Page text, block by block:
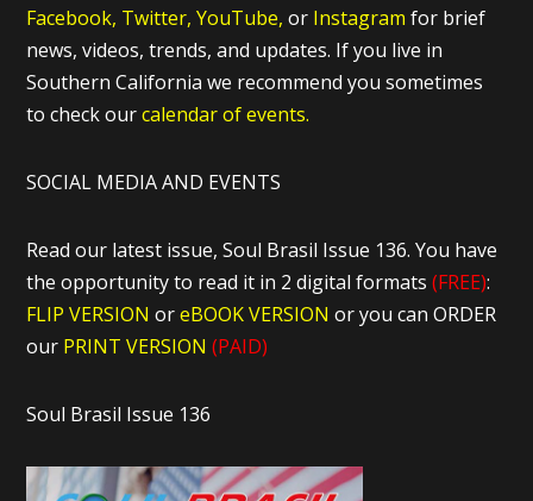
Facebook, Twitter, YouTube, or Instagram for brief
news, videos, trends, and updates. If you live in
Southern California we recommend you sometimes
to check ourcalendar of events.
SOCIAL MEDIA AND EVENTS
Read our latest issue, Soul Brasil Issue 136. You have
the opportunity to read it in 2 digital formats(FREE):
FLIP VERSION oreBOOK VERSIONor you can ORDER
our PRINT VERSION (PAID)
Soul Brasil Issue 136